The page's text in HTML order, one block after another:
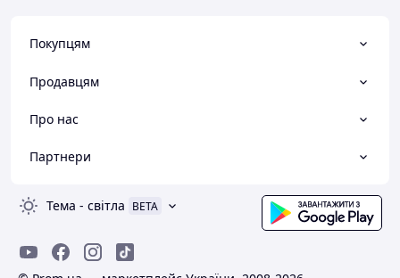
Покупцям
Продавцям
Про нас
Партнери
Тема - світла BETA